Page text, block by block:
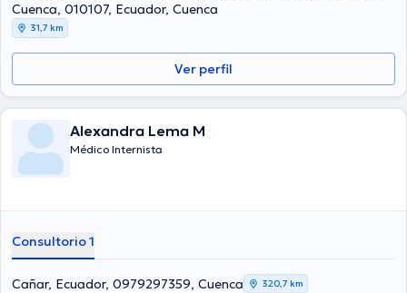
Cuenca, 010107, Ecuador, Cuenca
31,7 km
Ver perfil
Alexandra Lema M
Médico Internista
Consultorio 1
Cañar, Ecuador, 0979297359, Cuenca 320,7 km